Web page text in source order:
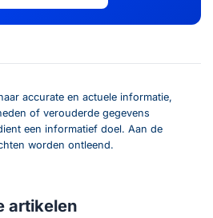
accurate en actuele informatie,
of verouderde gegevens
een informatief doel. Aan de
worden ontleend.
artikelen